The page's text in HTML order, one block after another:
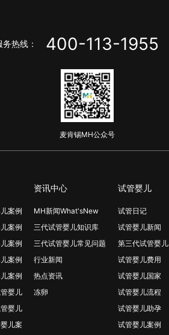
热线： 400-113-1955
麦肯锡MH公众号
案例
案例
案例
案例
案例
婴儿
婴儿
儿案
资讯中心
MH新闻What'sNew
三代试管婴儿知识库
三代试管婴儿常见问题
行业新闻
热点资讯
冻卵
试管婴儿
试管日记
试管婴儿新闻
第三代试管婴儿
试管婴儿费用
试管婴儿国家
试管婴儿流程
试管婴儿助孕
试管婴儿案例